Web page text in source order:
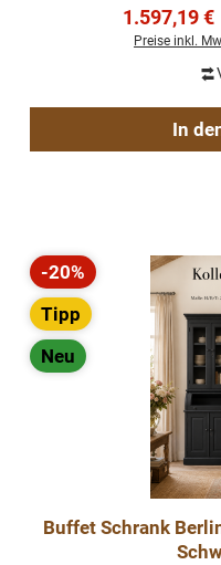
1.597,19 €
Preise inkl.
In
Rabatt
-20%
Tipp
Neu
Buffet Schrank Berlin 200 cm im Landhausstil